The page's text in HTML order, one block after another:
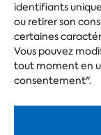
identifiants
ou retirer son
certaines
Vous pouvez
tout moment en
consentement".